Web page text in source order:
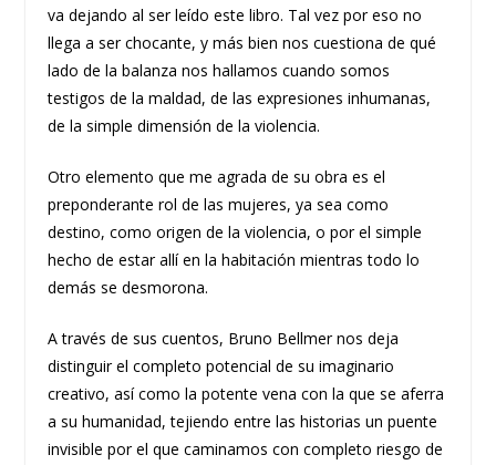
va dejando al ser leído este libro. Tal vez por eso no
llega a ser chocante, y más bien nos cuestiona de qué
lado de la balanza nos hallamos cuando somos
testigos de la maldad, de las expresiones inhumanas,
de la simple dimensión de la violencia.
Otro elemento que me agrada de su obra es el
preponderante rol de las mujeres, ya sea como
destino, como origen de la violencia, o por el simple
hecho de estar allí en la habitación mientras todo lo
demás se desmorona.
A través de sus cuentos, Bruno Bellmer nos deja
distinguir el completo potencial de su imaginario
creativo, así como la potente vena con la que se aferra
a su humanidad, tejiendo entre las historias un puente
invisible por el que caminamos con completo riesgo de